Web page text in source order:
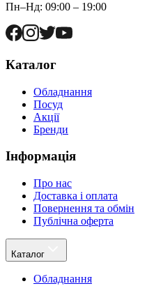
Пн–Нд: 09:00 – 19:00
Каталог
Обладнання
Посуд
Акції
Бренди
Інформація
Про нас
Доставка і оплата
Повернення та обмін
Публічна оферта
Каталог
Обладнання